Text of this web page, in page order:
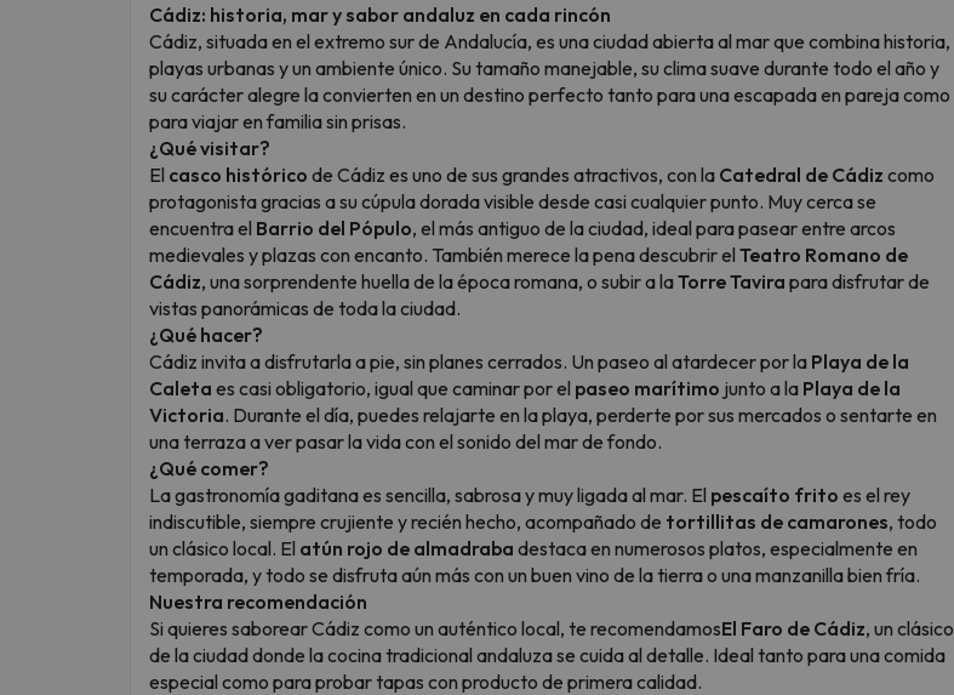
Cádiz: historia, mar y sabor andaluz en cada rincón
Cádiz, situada en el extremo sur de Andalucía, es una ciudad abierta al mar que combina historia,
playas urbanas y un ambiente único. Su tamaño manejable, su clima suave durante todo el año y
su carácter alegre la convierten en un destino perfecto tanto para una escapada en pareja como
para viajar en familia sin prisas.
¿Qué visitar?
El casco histórico de Cádiz es uno de sus grandes atractivos, con la Catedral de Cádiz como
protagonista gracias a su cúpula dorada visible desde casi cualquier punto. Muy cerca se
encuentra el Barrio del Pópulo, el más antiguo de la ciudad, ideal para pasear entre arcos
medievales y plazas con encanto. También merece la pena descubrir el Teatro Romano de
Cádiz, una sorprendente huella de la época romana, o subir a laTorre Tavira para disfrutar de
vistas panorámicas de toda la ciudad.
¿Qué hacer?
Cádiz invita a disfrutarla a pie, sin planes cerrados. Un paseo al atardecer por la Playa de la
Caleta es casi obligatorio, igual que caminar por el paseo marítimo junto a la Playa de la
Victoria. Durante el día, puedes relajarte en la playa, perderte por sus mercados o sentarte en
una terraza a ver pasar la vida con el sonido del mar de fondo.
¿Qué comer?
La gastronomía gaditana es sencilla, sabrosa y muy ligada al mar. El pescaíto frito es el rey
indiscutible, siempre crujiente y recién hecho, acompañado de tortillitas de camarones, todo
un clásico local. El atún rojo de almadraba destaca en numerosos platos, especialmente en
temporada, y todo se disfruta aún más con un buen vino de la tierra o una manzanilla bien fría.
Nuestra recomendación
Si quieres saborear Cádiz como un auténtico local, te recomendamosEl Faro de Cádiz, un clásico
de la ciudad donde la cocina tradicional andaluza se cuida al detalle. Ideal tanto para una comida
especial como para probar tapas con producto de primera calidad.